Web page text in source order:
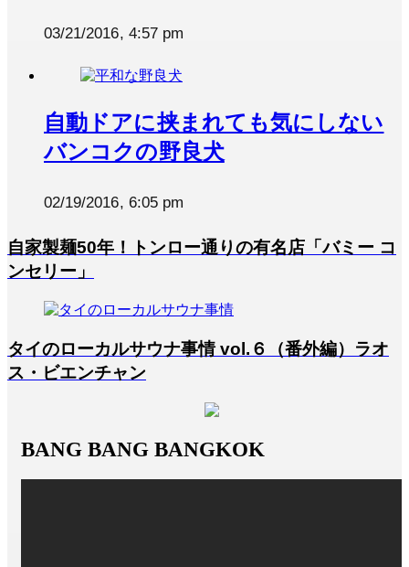
03/21/2016, 4:57 pm
自動ドアに挟まれても気にしない
バンコクの野良犬
02/19/2016, 6:05 pm
自家製麺50年！トンロー通りの有名店「バミー コ
ンセリー」
タイのローカルサウナ事情 vol.６（番外編）ラオ
ス・ビエンチャン
BANG BANG BANGKOK